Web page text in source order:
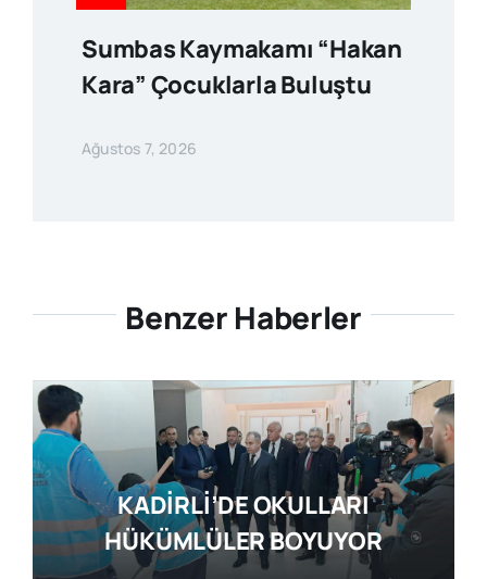
Sumbas Kaymakamı “Hakan
Kara” Çocuklarla Buluştu
Ağustos 7, 2026
Benzer Haberler
KADİRLİ’DE OKULLARI
HÜKÜMLÜLER BOYUYOR